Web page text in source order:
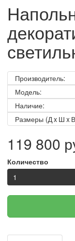
Производитель:
Модель:
Наличие:
Размеры (Д x Ш x
119 800
Количество